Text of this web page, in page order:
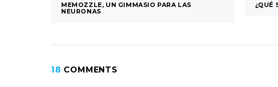
MEMOZZLE, UN GIMMASIO PARA LAS
NEURONAS
¿QUÉ
18 COMMENTS